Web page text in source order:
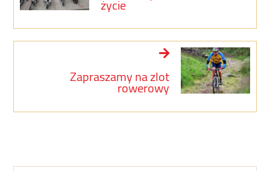
życie
Zapraszamy na zlot
rowerowy